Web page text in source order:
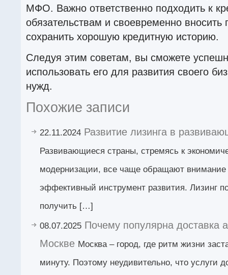
МФО. Важно ответственно подходить к
обязательствам и своевременно вносить
сохранить хорошую кредитную историю.
Следуя этим советам, вы сможете
использовать его для развития своего
нужд.
Похожие записи
22.11.2024 Развитие лизинга в
Развивающиеся страны, стремясь к
модернизации, все чаще обращают внимание
эффективный инструмент развития. Лизинг
получить […]
08.07.2025 Почему популярна доставка
Москве Москва – город, где ритм жизни
минуту. Поэтому неудивительно, что услуги